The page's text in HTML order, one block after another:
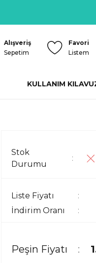
Alışveriş
Sepetim
Favori
Listem
KULLANIM
Stok
Durumu
Liste Fiyatı
İndirim Oranı
Peşin Fiyatı